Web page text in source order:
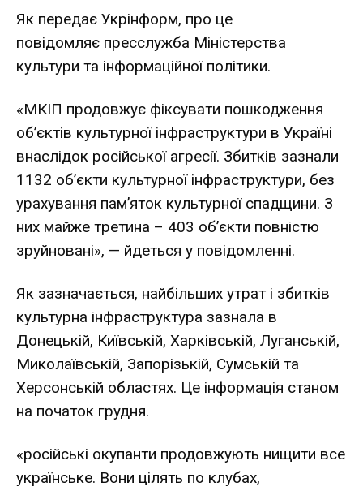
Як передає Укрінформ, про це
повідомляє пресслужба Міністерства
культури та інформаційної політики.
«МКІП продовжує фіксувати пошкодження
об’єктів культурної інфраструктури в Україні
внаслідок російської агресії. Збитків зазнали
1132 об’єкти культурної інфраструктури, без
урахування пам’яток культурної спадщини. З
них майже третина – 403 об’єкти повністю
зруйновані», — йдеться у повідомленні.
Як зазначається, найбільших утрат і збитків
культурна інфраструктура зазнала в
Донецькій, Київській, Харківській, Луганській,
Миколаївській, Запорізькій, Сумській та
Херсонській областях. Це інформація станом
на початок грудня.
«російські окупанти продовжують нищити все
українське. Вони цілять по клубах,